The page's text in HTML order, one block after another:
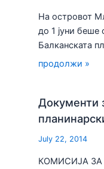
На островот
до 1 јуни беше
Балканската
продолжи »
Документи
July 22, 2014
КОМИСИЈА